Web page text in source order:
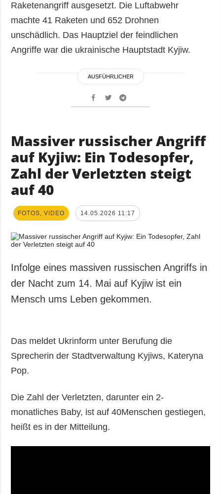
Raketenangriff ausgesetzt. Die Luftabwehr
machte 41 Raketen und 652 Drohnen
unschädlich. Das Hauptziel der feindlichen
Angriffe war die ukrainische Hauptstadt Kyjiw.
AUSFÜHRLICHER
Massiver russischer Angriff
auf Kyjiw: Ein Todesopfer,
Zahl der Verletzten steigt
auf 40
FOTOS, VIDEO 14.05.2026 11:17
Infolge eines massiven russischen Angriffs in
der Nacht zum 14. Mai auf Kyjiw ist ein
Mensch ums Leben gekommen.
Das meldet Ukrinform unter Berufung die
Sprecherin der Stadtverwaltung Kyjiws, Kateryna
Pop.
Die Zahl der Verletzten, darunter ein 2-
monatliches Baby, ist auf 40Menschen gestiegen,
heißt es in der Mitteilung.